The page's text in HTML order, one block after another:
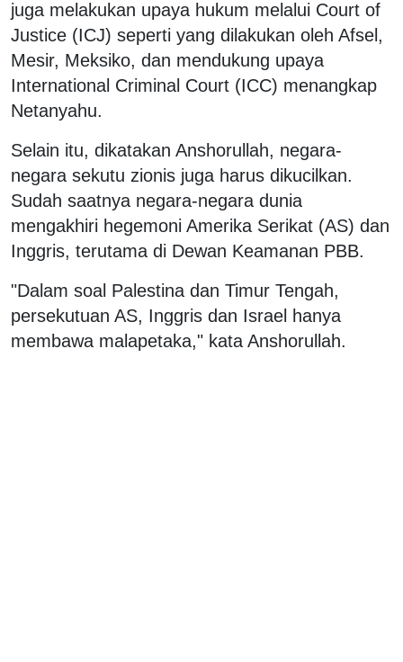
juga melakukan upaya hukum melalui Court of
Justice (ICJ) seperti yang dilakukan oleh Afsel,
Mesir, Meksiko, dan mendukung upaya
International Criminal Court (ICC) menangkap
Netanyahu.
Selain itu, dikatakan Anshorullah, negara-
negara sekutu zionis juga harus dikucilkan.
Sudah saatnya negara-negara dunia
mengakhiri hegemoni Amerika Serikat (AS) dan
Inggris, terutama di Dewan Keamanan PBB.
"Dalam soal Palestina dan Timur Tengah,
persekutuan AS, Inggris dan Israel hanya
membawa malapetaka," kata Anshorullah.